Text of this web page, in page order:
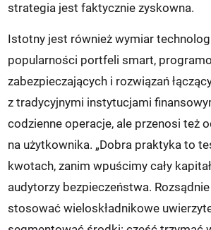
strategia jest faktycznie zyskowna.
Istotny jest również wymiar
popularności portfeli smart,
zabezpieczających i rozwiązań
z tradycyjnymi instytucjami
codzienne operacje, ale przenosi też
na użytkownika. „Dobra praktyka to
kwotach, zanim wpuścimy cały
audytorzy bezpieczeństwa.
stosować wieloskładnikowe